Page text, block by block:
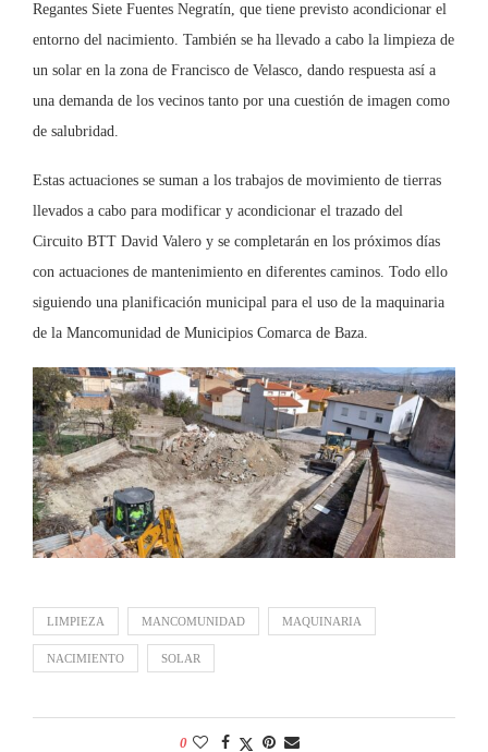
Regantes Siete Fuentes Negratín, que tiene previsto acondicionar el
entorno del nacimiento. También se ha llevado a cabo la limpieza de
un solar en la zona de Francisco de Velasco, dando respuesta así a
una demanda de los vecinos tanto por una cuestión de imagen como
de salubridad.
Estas actuaciones se suman a los trabajos de movimiento de tierras
llevados a cabo para modificar y acondicionar el trazado del
Circuito BTT David Valero y se completarán en los próximos días
con actuaciones de mantenimiento en diferentes caminos. Todo ello
siguiendo una planificación municipal para el uso de la maquinaria
de la Mancomunidad de Municipios Comarca de Baza.
LIMPIEZA MANCOMUNIDAD MAQUINARIA
NACIMIENTO SOLAR
0